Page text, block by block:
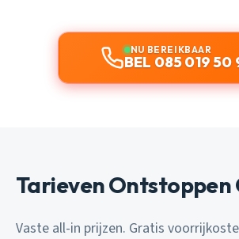
NU BEREIKBAAR
BEL 085 019 50
Tarieven Ontstoppen
Vaste all-in prijzen. Gratis